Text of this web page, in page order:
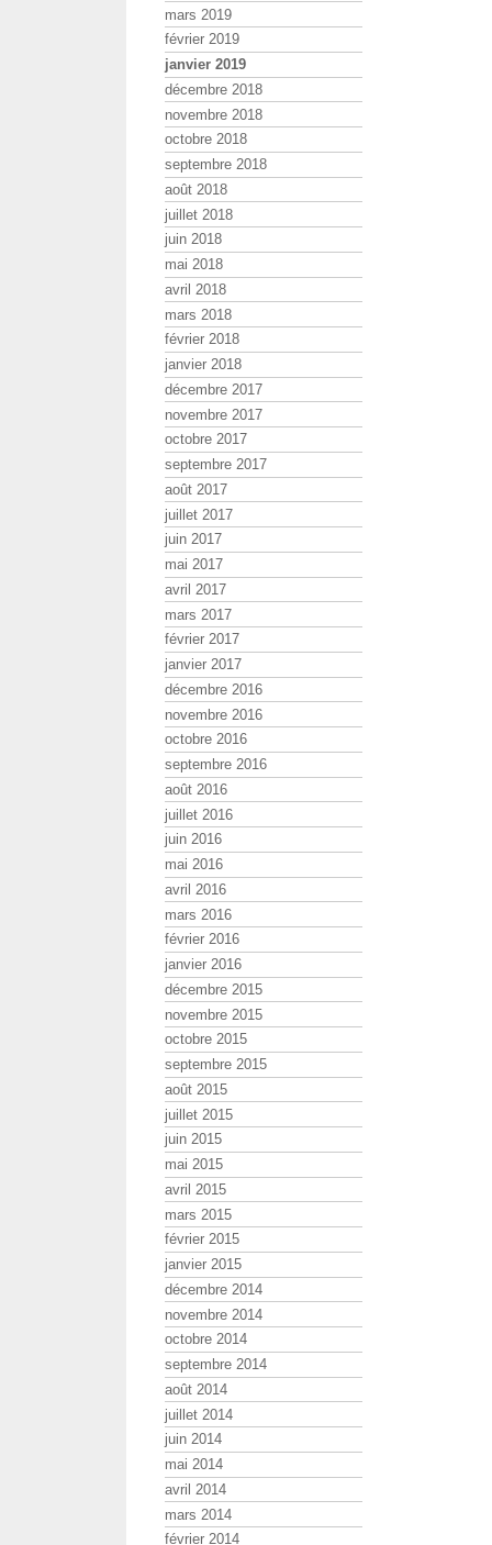
mars 2019
février 2019
janvier 2019
décembre 2018
novembre 2018
octobre 2018
septembre 2018
août 2018
juillet 2018
juin 2018
mai 2018
avril 2018
mars 2018
février 2018
janvier 2018
décembre 2017
novembre 2017
octobre 2017
septembre 2017
août 2017
juillet 2017
juin 2017
mai 2017
avril 2017
mars 2017
février 2017
janvier 2017
décembre 2016
novembre 2016
octobre 2016
septembre 2016
août 2016
juillet 2016
juin 2016
mai 2016
avril 2016
mars 2016
février 2016
janvier 2016
décembre 2015
novembre 2015
octobre 2015
septembre 2015
août 2015
juillet 2015
juin 2015
mai 2015
avril 2015
mars 2015
février 2015
janvier 2015
décembre 2014
novembre 2014
octobre 2014
septembre 2014
août 2014
juillet 2014
juin 2014
mai 2014
avril 2014
mars 2014
février 2014